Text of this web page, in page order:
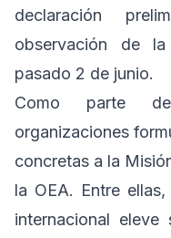
declaración
observación de
pasado 2 de junio.
Como parte
organizaciones
concretas a la
la OEA. Entre
internacional